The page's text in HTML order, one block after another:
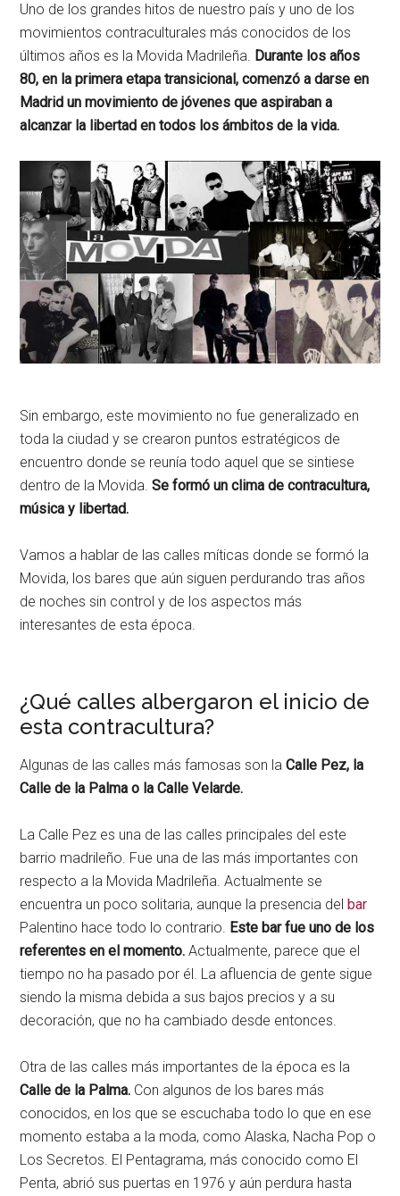
Uno de los grandes hitos de nuestro país y uno de los
movimientos contraculturales más conocidos de los
últimos años es la Movida Madrileña. Durante los años
80, en la primera etapa transicional, comenzó a darse en
Madrid un movimiento de jóvenes que aspiraban a
alcanzar la libertad en todos los ámbitos de la vida.
Sin embargo, este movimiento no fue generalizado en
toda la ciudad y se crearon puntos estratégicos de
encuentro donde se reunía todo aquel que se sintiese
dentro de la Movida.Se formó un clima de contracultura,
música y libertad.
Vamos a hablar de las calles míticas donde se formó la
Movida, los bares que aún siguen perdurando tras años
de noches sin control y de los aspectos más
interesantes de esta época.
¿Qué calles albergaron el inicio de
esta contracultura?
Algunas de las calles más famosas son la Calle Pez, la
Calle de la Palma o la Calle Velarde.
La Calle Pez es una de las calles principales del este
barrio madrileño. Fue una de las más importantes con
respecto a la Movida Madrileña. Actualmente se
encuentra un poco solitaria, aunque la presencia delbar
Palentino hace todo lo contrario. Este bar fue uno de los
referentes en el momento. Actualmente, parece que el
tiempo no ha pasado por él. La afluencia de gente sigue
siendo la misma debida a sus bajos precios y a su
decoración, que no ha cambiado desde entonces.
Otra de las calles más importantes de la época es la
Calle de la Palma. Con algunos de los bares más
conocidos, en los que se escuchaba todo lo que en ese
momento estaba a la moda, como Alaska, Nacha Pop o
Los Secretos. El Pentagrama, más conocido como El
Penta, abrió sus puertas en 1976 y aún perdura hasta